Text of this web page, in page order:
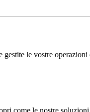
le vostre